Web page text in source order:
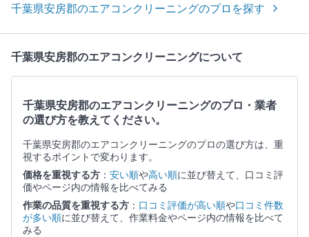
千葉県安房郡のエアコンクリーニングのプロを探す
千葉県安房郡のエアコンクリーニングについて
千葉県安房郡のエアコンクリーニングのプロ・業者
の選び方を教えてください。
千葉県安房郡のエアコンクリーニングのプロの選び方は、重
視するポイントで変わります。
価格を重視する方 ： 安い順や高い順に並び替えて、口コミ評
価やページ内の情報を比べてみる
作業の品質を重視する方 ： 口コミ評価が高い順や口コミ件数
が多い順に並び替えて、作業料金やページ内の情報を比べて
みる